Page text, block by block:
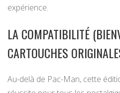
expérience.
LA COMPATIBILITÉ
CARTOUCHES
Au-delà de Pac-Man, cette